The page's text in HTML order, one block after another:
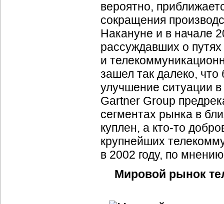
вероятно,
сокращения
Накануне и в начале
рассуждавших о
и
зашел так далеко,
улучшение ситуации в
Gartner Group
сегментах рынка в
куплен, а кто-то
крупнейших
в 2002 году, по
Мировой рынок